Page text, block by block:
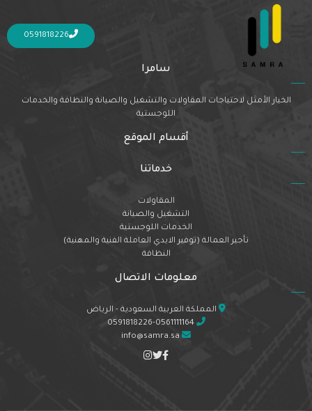
0591818226
Nothing Found
It seems we can’t find what you’re looking for. Perhaps searching can help.
سامرا
الخيار الأمثل لاحتياجات المقاولات والتشغيل والصيانة والنظافة والخدمات
اللوجستية
أقسام الموقع
خدماتنا
المقاولات
التشغيل والصيانة
الخدمات اللوجستية
تأجير العمالة (توفير الايدي العاملة الفنية والمهنية)
النظافة
معلومات الاتصال
المملكة العربية السعودية - الرياض
0591818226-0561111164
info@samra.sa